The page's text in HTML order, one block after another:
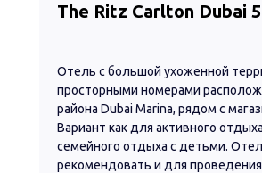
Отель с большой ухоженной
просторными номерами
района Dubai Marina, рядом с
Вариант как для активного
семейного отдыха с детьми.
рекомендовать и для проведения
The Ritz Carlton Dubai